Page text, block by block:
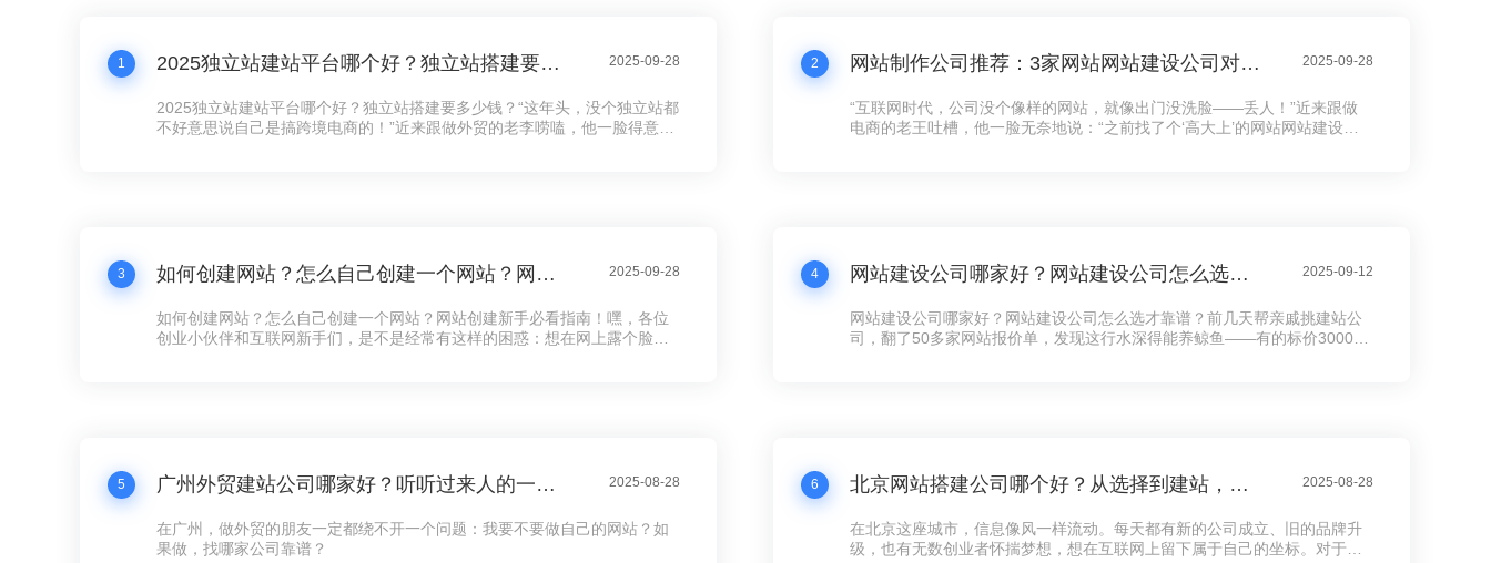
1 2025独立站建站平台哪个好？独立站搭建要多少钱？ 2025-09-28
2025独立站建站平台哪个好？独立站搭建要多少钱？“这年头，没个独立站都
不好意思说自己是搞跨境电商的！”近来跟做外贸的老李唠嗑，他一脸得意地
2 网站制作公司推荐：3家网站网站建设公司对比，公司网站制作需要多少钱？ 2025-09-28
“互联网时代，公司没个像样的网站，就像出门没洗脸——丢人！”近来跟做
电商的老王吐槽，他一脸无奈地说：“之前找了个‘高大上’的网站网站建设公
3 如何创建网站？怎么自己创建一个网站？网站创建新手必看指南！ 2025-09-28
如何创建网站？怎么自己创建一个网站？网站创建新手必看指南！嘿，各位
创业小伙伴和互联网新手们，是不是经常有这样的困惑：想在网上露个脸，
4 网站建设公司哪家好？网站建设公司怎么选才靠谱？ 2025-09-12
网站建设公司哪家好？网站建设公司怎么选才靠谱？前几天帮亲戚挑建站公
司，翻了50多家网站报价单，发现这行水深得能养鲸鱼——有的标价3000包
5 广州外贸建站公司哪家好？听听过来人的一点体会 2025-08-28
在广州，做外贸的朋友一定都绕不开一个问题：我要不要做自己的网站？如
果做，找哪家公司靠谱？
6 北京网站搭建公司哪个好？从选择到建站，这些你必须知道的事 2025-08-28
在北京这座城市，信息像风一样流动。每天都有新的公司成立、旧的品牌升
级，也有无数创业者怀揣梦想，想在互联网上留下属于自己的坐标。对于很